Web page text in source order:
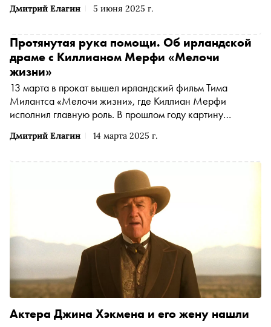
Дмитрий Елагин 5 июня 2025 г.
американском кинофестивале «Сандэнс», а затем был
кинофестивале. В материале «Сноба» — о том, какие
любопытные параллели и различия можно найти между
«Гадкой сестрой» и прошлогодним хитом, фильмом
ужасов «Субстанция»
Дмитрий Елагин 14 марта 2025 г.
Протянутая рука помощи. Об ирландской
драме с Киллианом Мерфи «Мелочи
жизни»
13 марта в прокат вышел ирландский фильм Тима
Милантса «Мелочи жизни», где Киллиан Мерфи
исполнил главную роль. В прошлом году картину
наградили «Серебряным медведем» за лучшую роль
Уотсон. О том, как «Мелочи жизни» призывают к
гуманизму и предлагают не закрывать глаза на
проблемы окружающих, — в материале «Сноба»
Актера Джина Хэкмена и его жену нашли